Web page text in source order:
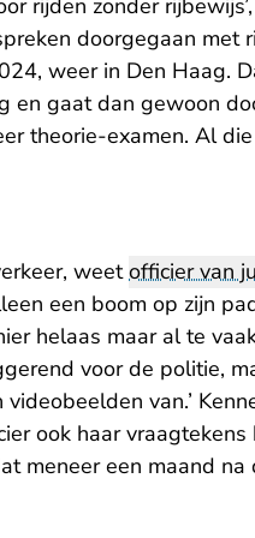
rijden zonder
doorgegaan met
weer in Den Haag.
gaat dan gewoon
theorie-examen. Al
weetofficier van
een boom op zijn
helaas maar al te
voor de politie,
van.’
ook haar vraagtekens
meneer een maand